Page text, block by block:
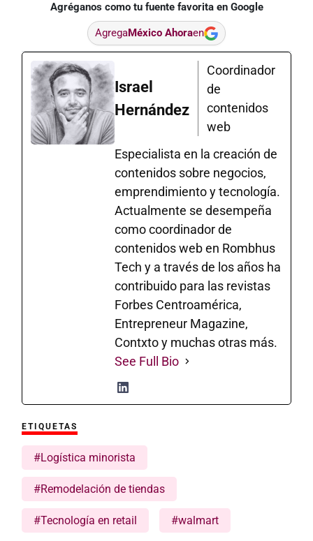
Agréganos como tu fuente favorita en Google
AgregaMéxico Ahoraen
Israel
Hernández
Coordinador
de
contenidos
web
Especialista en la creación de
contenidos sobre negocios,
emprendimiento y tecnología.
Actualmente se desempeña
como coordinador de
contenidos web en Rombhus
Tech y a través de los años ha
contribuido para las revistas
Forbes Centroamérica,
Entrepreneur Magazine,
Contxto y muchas otras más.
See Full Bio
ETIQUETAS
#Logística minorista
#Remodelación de tiendas
#Tecnología en retail #walmart